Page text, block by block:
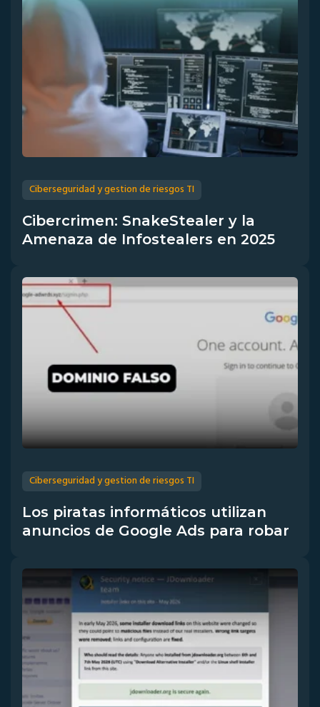
Ciberseguridad y gestion de riesgos TI
Cibercrimen: SnakeStealer y la
Amenaza de Infostealers en 2025
Ciberseguridad y gestion de riesgos TI
Los piratas informáticos utilizan
anuncios de Google Ads para robar